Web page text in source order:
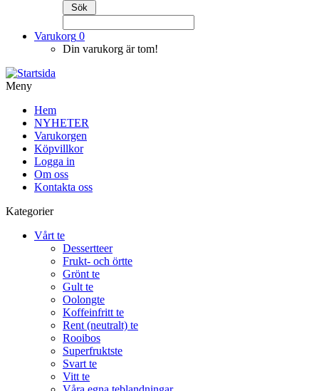
Varukorg 0
Din varukorg är tom!
Meny
Hem
NYHETER
Varukorgen
Köpvillkor
Logga in
Om oss
Kontakta oss
Kategorier
Vårt te
Dessertteer
Frukt- och örtte
Grönt te
Gult te
Oolongte
Koffeinfritt te
Rent (neutralt) te
Rooibos
Superfruktste
Svart te
Vitt te